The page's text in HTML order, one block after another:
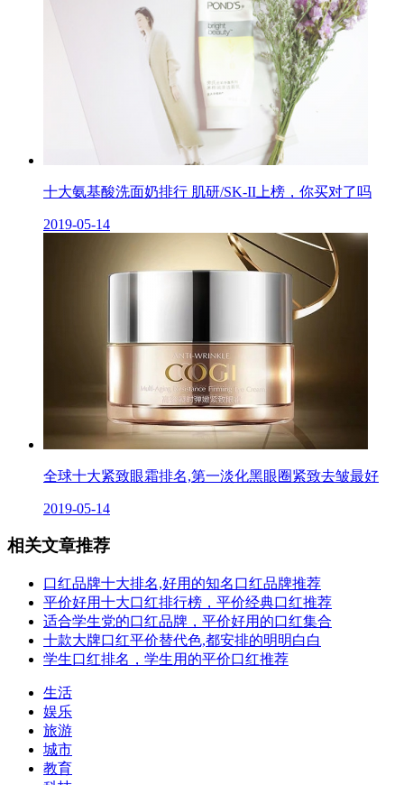
十大氨基酸洗面奶排行 肌研/SK-II上榜，你买对了吗
2019-05-14
全球十大紧致眼霜排名,第一淡化黑眼圈紧致去皱最好
2019-05-14
相关文章推荐
口红品牌十大排名,好用的知名口红品牌推荐
平价好用十大口红排行榜，平价经典口红推荐
适合学生党的口红品牌，平价好用的口红集合
十款大牌口红平价替代色,都安排的明明白白
学生口红排名，学生用的平价口红推荐
生活
娱乐
旅游
城市
教育